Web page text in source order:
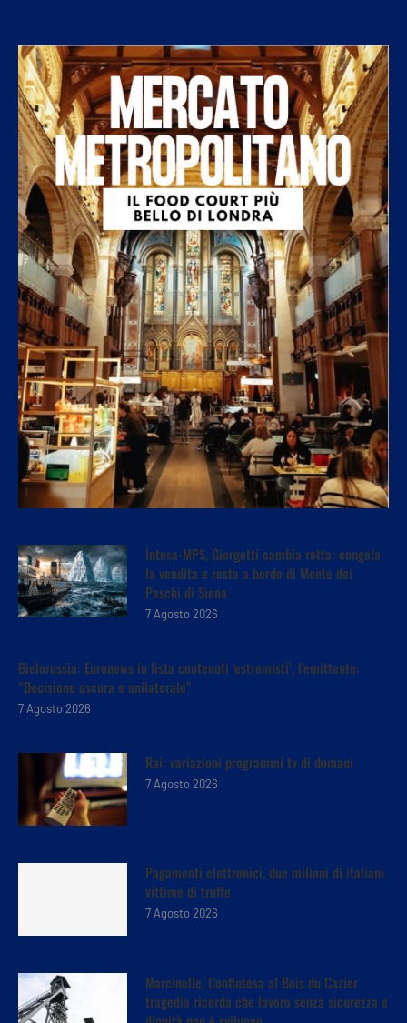
Intesa-MPS, Giorgetti cambia rotta: congela
la vendita e resta a bordo di Monte dei
Paschi di Siena
7 Agosto 2026
Bielorussia: Euronews in lista contenuti ‘estremisti’, l’emittente:
“Decisione oscura e unilaterale”
7 Agosto 2026
Rai: variazioni programmi tv di domani
7 Agosto 2026
Pagamenti elettronici, due milioni di italiani
vittime di truffe
7 Agosto 2026
Marcinelle, Confintesa al Bois du Cazier
tragedia ricorda che lavoro senza sicurezza e